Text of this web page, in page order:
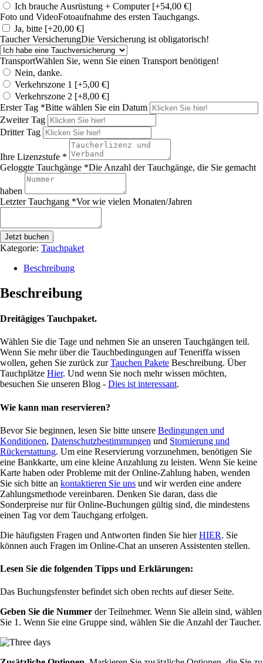
Ich brauche Ausrüstung + Computer [+54,00 €]
Foto und VideoFotoaufnahme des ersten Tauchgangs.
Ja, bitte [+20,00 €]
Taucher VersicherungDie Versicherung ist obligatorisch!
TransportWählen Sie, wenn Sie einen Transport benötigen!
Nein, danke.
Verkehrszone 1 [+5,00 €]
Verkehrszone 2 [+8,00 €]
Erster Tag *Bitte wählen Sie ein Datum
Zweiter Tag
Dritter Tag
Ihre Lizenzstufe *
Geloggte Tauchgänge *Die Anzahl der Tauchgänge, die Sie gemacht
haben
Letzter Tauchgang *Vor wie vielen Monaten/Jahren
Jetzt buchen
Kategorie: Tauchpaket
Beschreibung
Beschreibung
Dreitägiges Tauchpaket.
Wählen Sie die Tage und nehmen Sie an unseren Tauchgängen teil.
Wenn Sie mehr über die Tauchbedingungen auf Teneriffa wissen
wollen, gehen Sie zurück zurTauchen Pakete Beschreibung. Über
Tauchplätze Hier. Und wenn Sie noch mehr wissen möchten,
besuchen Sie unseren Blog - Dies ist interessant.
Wie kann man reservieren?
Bevor Sie beginnen, lesen Sie bitte unsere Bedingungen und
Konditionen, Datenschutzbestimmungen und Stornierung und
Rückerstattung. Um eine Reservierung vorzunehmen, benötigen Sie
eine Bankkarte, um eine kleine Anzahlung zu leisten. Wenn Sie keine
Karte haben oder Probleme mit der Online-Zahlung haben, wenden
Sie sich bitte an kontaktieren Sie uns und wir werden eine andere
Zahlungsmethode vereinbaren. Denken Sie daran, dass die
Sonderpreise nur für Online-Buchungen gültig sind, die mindestens
einen Tag vor dem Tauchgang erfolgen.
Die häufigsten Fragen und Antworten finden Sie hierHIER. Sie
können auch Fragen im Online-Chat an unseren Assistenten stellen.
Lesen Sie die folgenden Tipps und Erklärungen:
Das Buchungsfenster befindet sich oben rechts auf dieser Seite.
Geben Sie die Nummer der Teilnehmer. Wenn Sie allein sind, wählen
Sie 1. Wenn Sie eine Gruppe sind, wählen Sie die Anzahl der Taucher.